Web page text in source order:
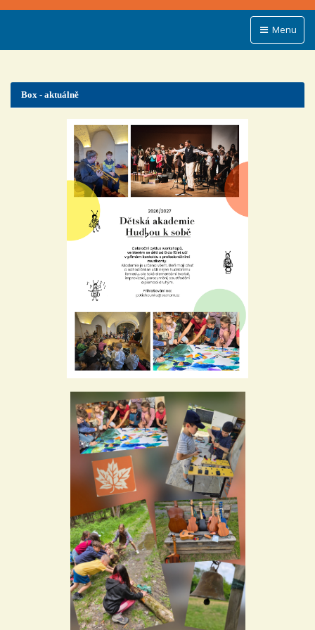
Menu
Box - aktuálně